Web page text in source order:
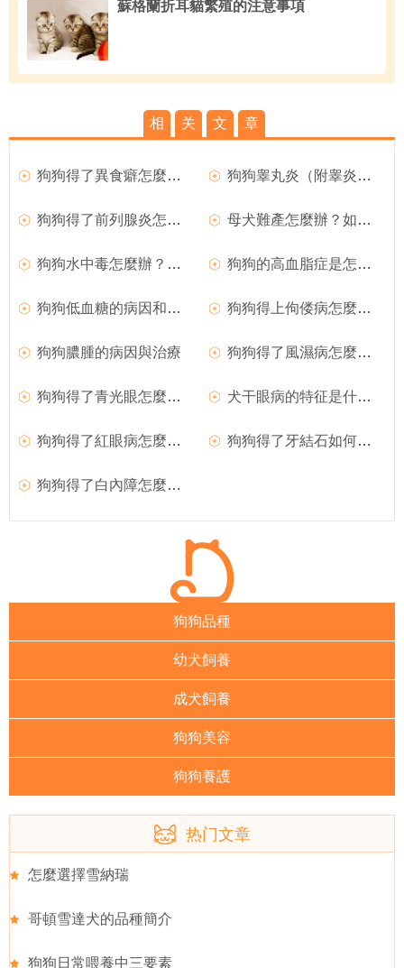
蘇格蘭折耳貓繁殖的注意事項
相 关 文 章
狗狗得了異食癖怎麼辦？ 狗狗睾丸炎（附睾炎）的臨床症狀
狗狗得了前列腺炎怎麼辦？ 母犬難產怎麼辦？如何處理難產的狗狗？
狗狗水中毒怎麼辦？如何治療？ 狗狗的高血脂症是怎麼回事？
狗狗低血糖的病因和臨床症狀 狗狗得上佝偻病怎麼辦？
狗狗膿腫的病因與治療 狗狗得了風濕病怎麼辦？如何治療犬風濕病？
狗狗得了青光眼怎麼辦？ 犬干眼病的特征是什麼？狗狗得了干眼病怎麼辦？
狗狗得了紅眼病怎麼治療？ 狗狗得了牙結石如何治療？
狗狗得了白內障怎麼辦？如何治療？
狗狗品種
幼犬飼養
成犬飼養
狗狗美容
狗狗養護
热门文章
怎麼選擇雪納瑞
哥頓雪達犬的品種簡介
狗狗日常喂養中三要素